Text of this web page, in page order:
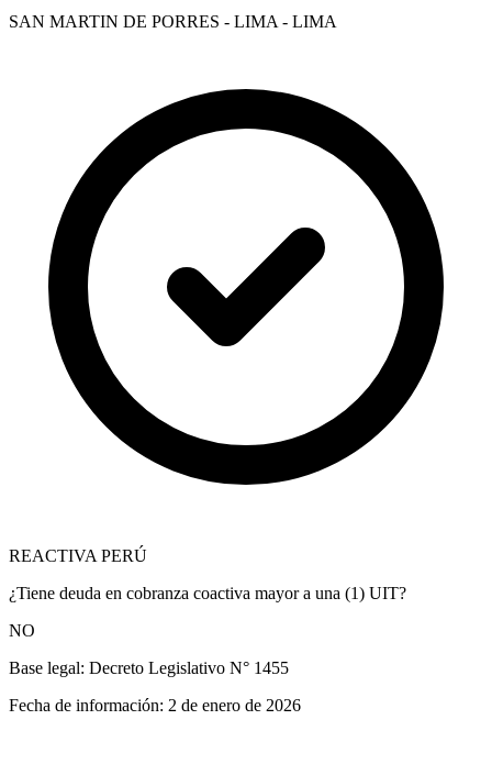
SAN MARTIN DE PORRES - LIMA - LIMA
REACTIVA PERÚ
¿Tiene deuda en cobranza coactiva mayor a una (1) UIT?
NO
Base legal: Decreto Legislativo N° 1455
Fecha de información: 2 de enero de 2026